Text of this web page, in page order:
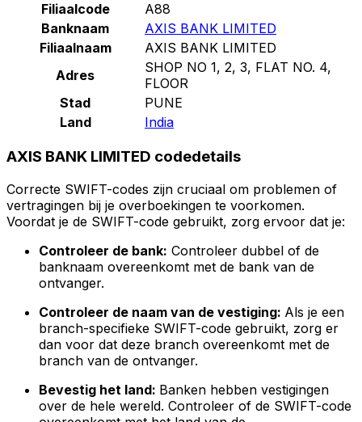
Filiaalcode
A88
Banknaam
AXIS BANK LIMITED
Filiaalnaam
AXIS BANK LIMITED
Adres
SHOP NO 1, 2, 3, FLAT NO. 4,
FLOOR
Stad
PUNE
Land
India
AXIS BANK LIMITED codedetails
Correcte SWIFT-codes zijn cruciaal om problemen of
vertragingen bij je overboekingen te voorkomen.
Voordat je de SWIFT-code gebruikt, zorg ervoor dat je:
Controleer de bank: Controleer dubbel of de
banknaam overeenkomt met de bank van de
ontvanger.
Controleer de naam van de vestiging: Als je een
branch-specifieke SWIFT-code gebruikt, zorg er
dan voor dat deze branch overeenkomt met de
branch van de ontvanger.
Bevestig het land: Banken hebben vestigingen
over de hele wereld. Controleer of de SWIFT-code